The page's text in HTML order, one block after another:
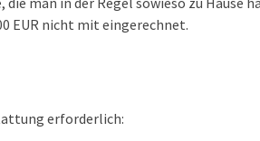
EUR nicht mit eingerechnet.
erforderlich: